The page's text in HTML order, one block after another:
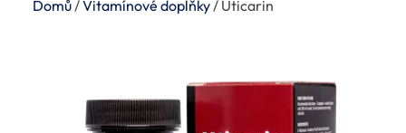
Domů/Vitamínové doplňky/ Uticarin